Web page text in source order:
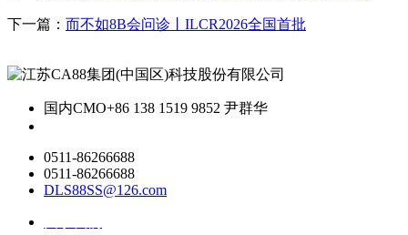
下一篇： 而不如8B会问诊丨ILCR2026全国首批
国内CMO+86 138 1519 9852 尹群华
0511-86266688
0511-86266688
DLS88SS@126.com